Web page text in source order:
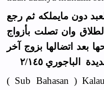
دون مايملكه ثم رجع
وان تصلت بأزواج
بعد اتضالها بزوج آخر
الباجوري ٢/١٤٥
( Sub Bahasan )